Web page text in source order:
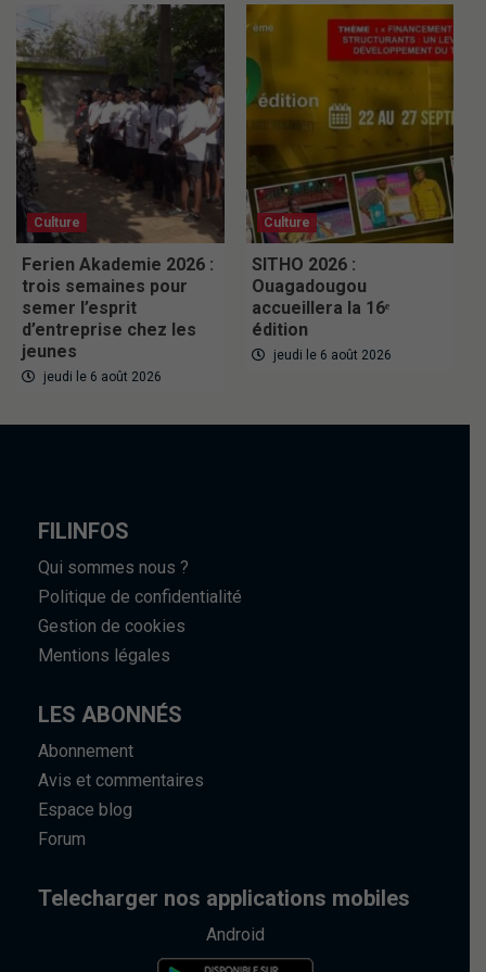
Culture
Ferien Akademie 2026 :
trois semaines pour
semer l’esprit
d’entreprise chez les
jeunes
jeudi le 6 août 2026
Culture
SITHO 2026 :
Ouagadougou
accueillera la 16ᵉ
édition
jeudi le 6 août 2026
FILINFOS
Qui sommes nous ?
Politique de confidentialité
Gestion de cookies
Mentions légales
LES ABONNÉS
Abonnement
Avis et commentaires
Espace blog
Forum
Telecharger nos applications mobiles
Android